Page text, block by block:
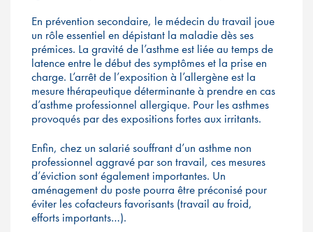
En prévention secondaire, le médecin du travail joue
un rôle essentiel en dépistant la maladie dès ses
prémices. La gravité de l’asthme est liée au temps de
latence entre le début des symptômes et la prise en
charge. L’arrêt de l’exposition à l’allergène est la
mesure thérapeutique déterminante à prendre en cas
d’asthme professionnel allergique. Pour les asthmes
provoqués par des expositions fortes aux irritants.
Enfin, chez un salarié souffrant d’un asthme non
professionnel aggravé par son travail, ces mesures
d’éviction sont également importantes. Un
aménagement du poste pourra être préconisé pour
éviter les cofacteurs favorisants (travail au froid,
efforts importants…).